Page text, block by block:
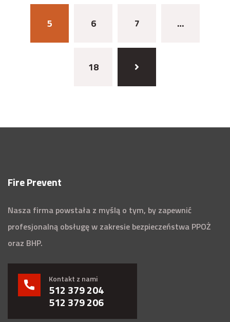
5 6 7 …
18
Fire Prevent
Nasza firma powstała z myślą o tym, by zapewnić
profesjonalną obsługę w zakresie bezpieczeństwa PPOŻ
oraz BHP.
Kontakt z nami
512 379 204
512 379 206